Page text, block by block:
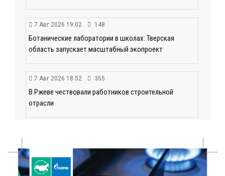
7 Авг 2026 19:02 148
Ботанические лаборатории в школах: Тверская
область запускает масштабный экопроект
7 Авг 2026 18:52 355
В Ржеве чествовали работников строительной
отрасли
Зарядка со стражем порядка объединила детей в
«Чайке»